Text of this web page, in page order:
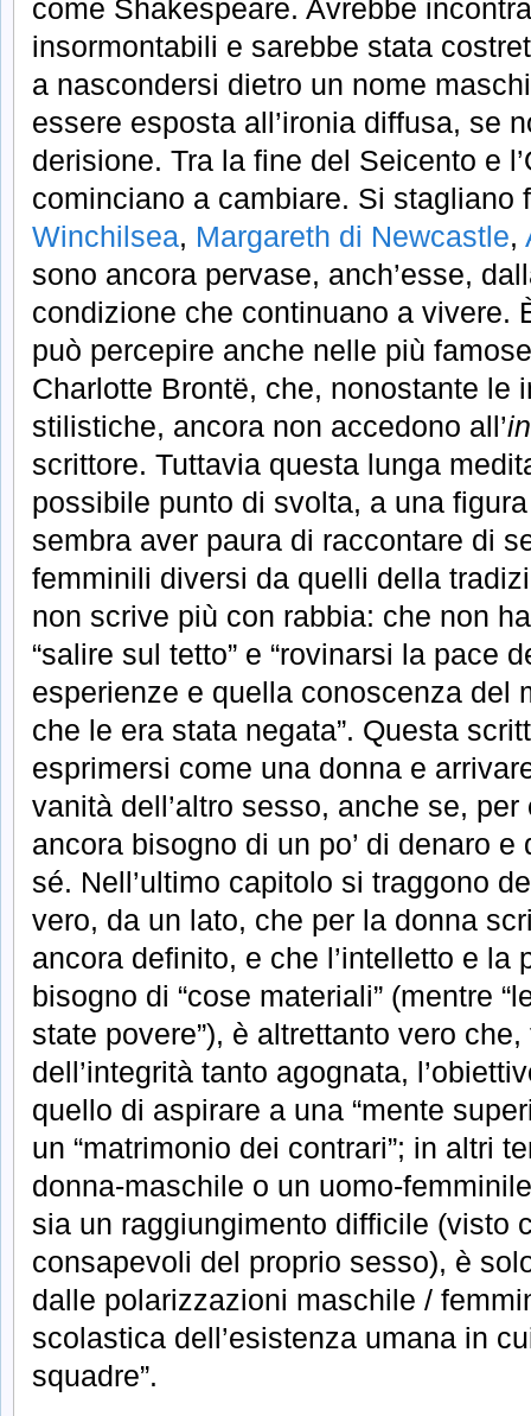
come Shakespeare. Avrebbe
insormontabili e sarebbe stata
a nascondersi dietro un nome
essere esposta all’ironia diffusa, se
derisione. Tra la fine del Seicento e
cominciano a cambiare. Si stagliano
Winchilsea, Margareth di Newcastle,
sono ancora pervase, anch’esse,
condizione che continuano a vivere.
può percepire anche nelle più
Charlotte Brontë, che, nonostante le
stilistiche, ancora non accedono all’
scrittore. Tuttavia questa lunga
possibile punto di svolta, a una
sembra aver paura di raccontare di
femminili diversi da quelli della
non scrive più con rabbia: che non
“salire sul tetto” e “rovinarsi la pace
esperienze e quella conoscenza del
che le era stata negata”. Questa
esprimersi come una donna e
vanità dell’altro sesso, anche se,
ancora bisogno di un po’ di denaro
sé. Nell’ultimo capitolo si traggono
vero, da un lato, che per la donna
ancora definito, e che l’intelletto e la
bisogno di “cose materiali” (mentre
state povere”), è altrettanto vero
dell’integrità tanto agognata,
quello di aspirare a una “mente
un “matrimonio dei contrari”; in altri
donna-maschile o un uomo-
sia un raggiungimento difficile (visto
consapevoli del proprio sesso), è
dalle polarizzazioni maschile /
scolastica dell’esistenza umana in
squadre”.